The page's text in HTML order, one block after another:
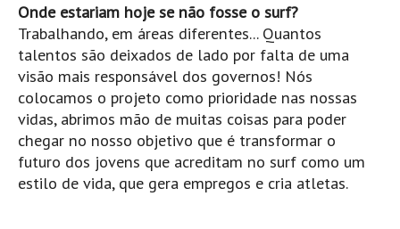
Costa de Prata
Oeste
Grande Lisboa
Alentejo
Algarve
Loja
Pranchas
Onde estariam hoje se não fosse o surf?
Trabalhando, em áreas diferentes... Quantos
talentos são deixados de lado por falta de uma
visão mais responsável dos governos! Nós
colocamos o projeto como prioridade nas nossas
vidas, abrimos mão de muitas coisas para poder
chegar no nosso objetivo que é transformar o
futuro dos jovens que acreditam no surf como um
estilo de vida, que gera empregos e cria atletas.